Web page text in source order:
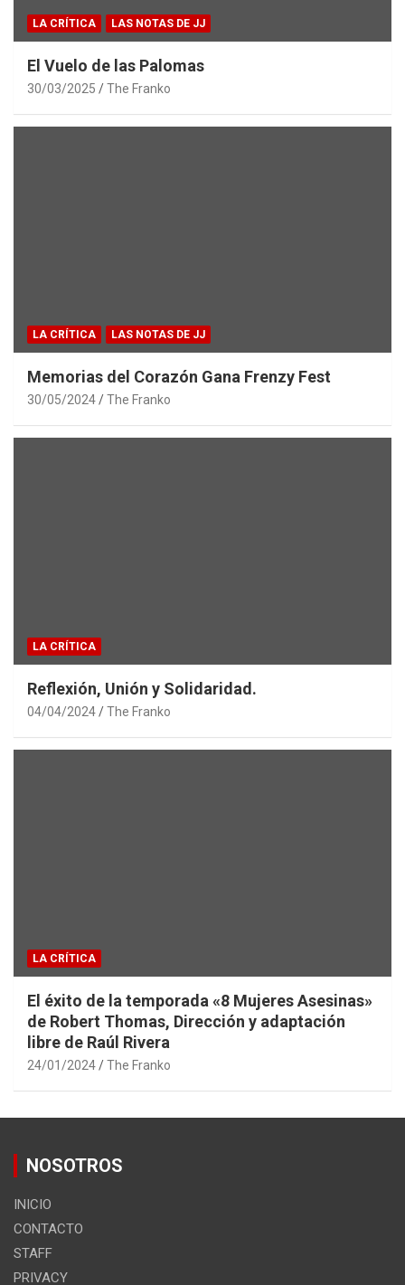
LA CRÍTICA LAS NOTAS DE JJ
El Vuelo de las Palomas
30/03/2025 The Franko
LA CRÍTICA LAS NOTAS DE JJ
Memorias del Corazón Gana Frenzy Fest
30/05/2024 The Franko
LA CRÍTICA
Reflexión, Unión y Solidaridad.
04/04/2024 The Franko
LA CRÍTICA
El éxito de la temporada «8 Mujeres Asesinas»
de Robert Thomas, Dirección y adaptación
libre de Raúl Rivera
24/01/2024 The Franko
NOSOTROS
INICIO
CONTACTO
STAFF
PRIVACY